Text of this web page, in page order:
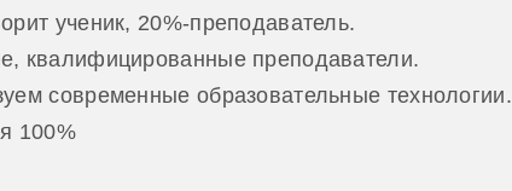
ученик, 20%-преподаватель.
квалифицированные преподаватели.
современные образовательные технологии.
100%